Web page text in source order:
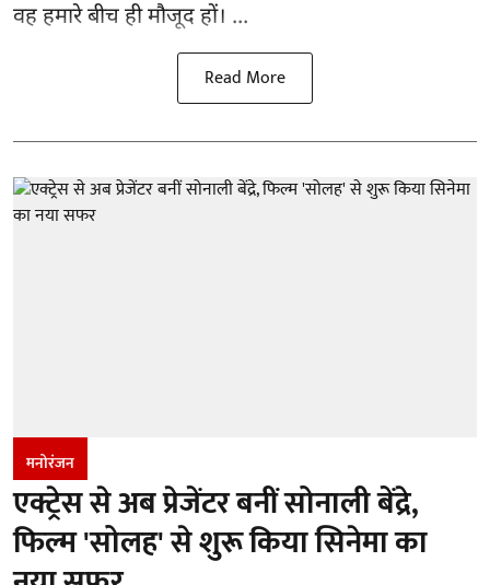
वह हमारे बीच ही मौजूद हों। ...
Read More
मनोरंजन
एक्ट्रेस से अब प्रेजेंटर बनीं सोनाली बेंद्रे,
फिल्म 'सोलह' से शुरू किया सिनेमा का